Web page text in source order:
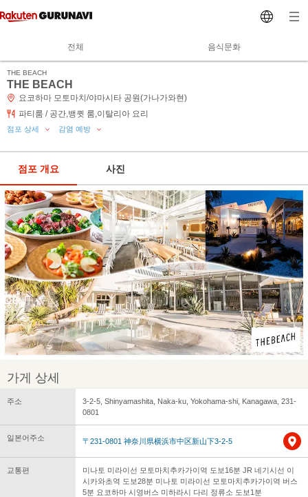
전체 음식문화
THE BEACH
THE BEACH
요코하마 모토마치/야마시타 공원(가나가와현)
파티룸 / 공간,뱅큇 룸,이탈리아 요리
점포 상세 감염 예방
점포 개요 사진
가게 상세
주소
3-2-5, Shinyamashita, Naka-ku, Yokohama-shi, Kanagawa, 231-
0801
일본어주소 〒231-0801 神奈川県横浜市中区新山下3-2-5
교통편
미나토 미라이선 모토마치추카가이역 도보16분 JR 네기시선 이
시카와초역 도보28분 미나토 미라이선 모토마치추카가이역 버스
5분 요코하마 시영버스 미하라시 다리 정류소 도보1분